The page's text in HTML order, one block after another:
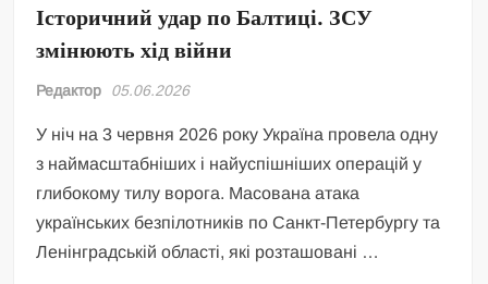
Історичний удар по Балтиці. ЗСУ
змінюють хід війни
Редактор 05.06.2026
У ніч на 3 червня 2026 року Україна провела одну
з наймасштабніших і найуспішніших операцій у
глибокому тилу ворога. Масована атака
українських безпілотників по Санкт-Петербургу та
Ленінградській області, які розташовані …